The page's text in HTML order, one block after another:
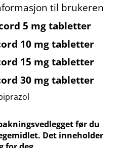
til brukeren
5 mg tabletter
10 mg tabletter
15 mg tabletter
30 mg tabletter
før du
Det inneholder